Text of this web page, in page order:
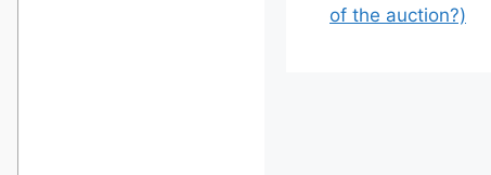
of the auction?)